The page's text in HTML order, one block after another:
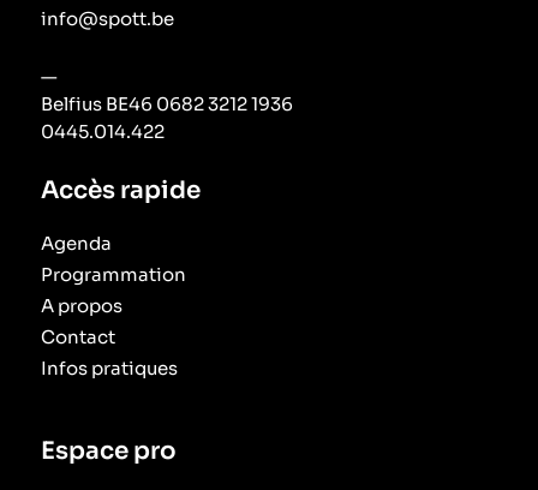
Accès rapide
Agenda
Programmation
A propos
Contact
Infos pratiques
Espace pro
info@spott.be
—
Belfius BE46 0682 3212 1936
0445.014.422